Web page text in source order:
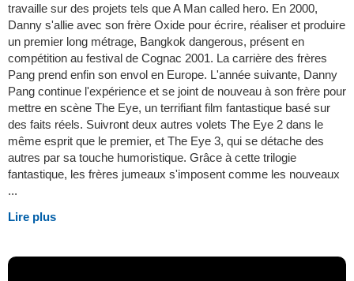
travaille sur des projets tels que A Man called hero. En 2000,
Danny s'allie avec son frère Oxide pour écrire, réaliser et produire
un premier long métrage, Bangkok dangerous, présent en
compétition au festival de Cognac 2001. La carrière des frères
Pang prend enfin son envol en Europe. L'année suivante, Danny
Pang continue l'expérience et se joint de nouveau à son frère pour
mettre en scène The Eye, un terrifiant film fantastique basé sur
des faits réels. Suivront deux autres volets The Eye 2 dans le
même esprit que le premier, et The Eye 3, qui se détache des
autres par sa touche humoristique. Grâce à cette trilogie
fantastique, les frères jumeaux s'imposent comme les nouveaux
...
Lire plus